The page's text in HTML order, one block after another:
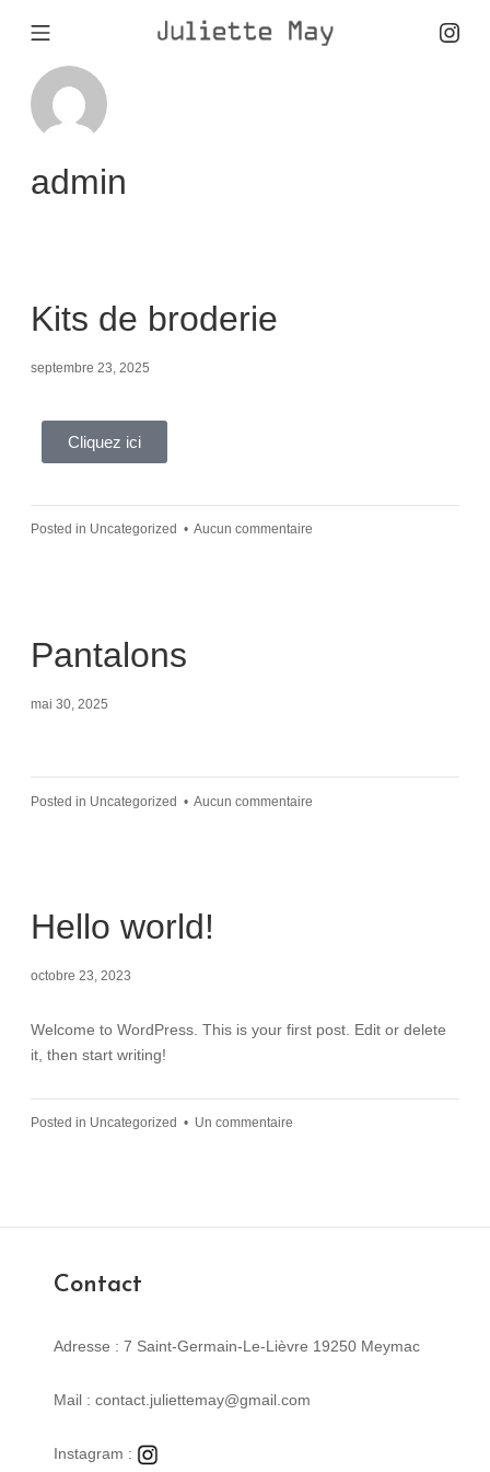
admin
Kits de broderie
septembre 23, 2025
Cliquez ici
Posted in Uncategorized • Aucun commentaire
Pantalons
mai 30, 2025
Posted in Uncategorized • Aucun commentaire
Hello world!
octobre 23, 2023
Welcome to WordPress. This is your first post. Edit or delete
it, then start writing!
Posted in Uncategorized • Un commentaire
Contact
Adresse : 7 Saint-Germain-Le-Lièvre 19250 Meymac
Mail : contact.juliettemay@gmail.com
Instagram :